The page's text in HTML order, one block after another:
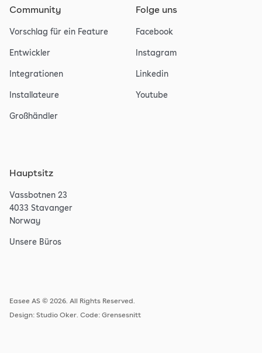
Community
Vorschlag für ein Feature
Entwickler
Integrationen
Installateure
Großhändler
Folge uns
Facebook
Instagram
Linkedin
Youtube
Hauptsitz
Vassbotnen 23
4033 Stavanger
Norway
Unsere Büros
Easee AS © 2026. All Rights Reserved.
Design: Studio Oker. Code: Grensesnitt